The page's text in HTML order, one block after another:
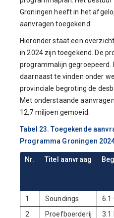
Groningen heeft in het
aanvragen toegekend.
Hieronder staat een
in 2024 zijn toegekend. De
programmalijn gegroepeerd.
daarnaast te vinden onder
provinciale begroting de
Met onderstaande
12,7 miljoen gemoeid.
Tabel 23. Toegekende
Programma Groningen
Nr. Titel aanvraag
1.
Soundings 6.1
2.
Proefboerderij
3.1